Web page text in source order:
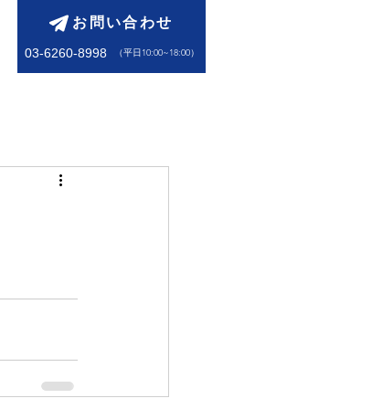
お問い合わせ
03-6260-8998 ​（平日10:00~18:00）